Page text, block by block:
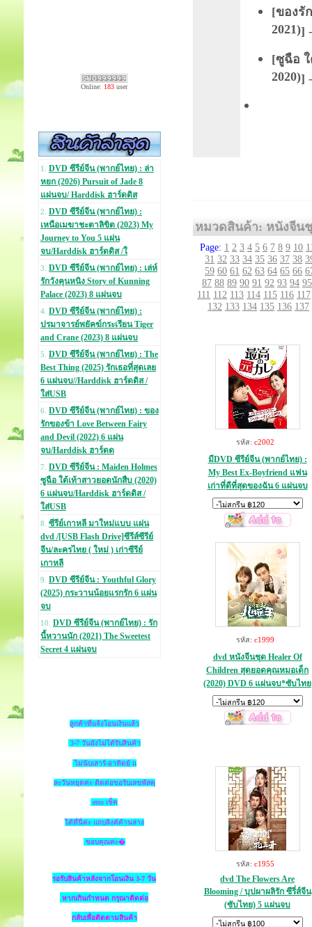
Online: 183 user
1. DVD ซีรีย์จีน (พากย์ไทย) : ล่า
หยก (2026) Pursuit of Jade 8
แผ่นจบ/ Harddisk ฮาร์ดดิส
2. DVD ซีรีย์จีน (พากย์ไทย) :
เหนือเมฆาชะตาลิขิต (2023) My
Journey to You 5 แผ่น
จบ/Harddisk ฮาร์ดดิส /ใ
3. DVD ซีรีย์จีน (พากย์ไทย) : เล่ห์
รักวังคุนหนิง Story of Kunning
Palace (2023) 8 แผ่นจบ
4. DVD ซีรีย์จีน (พากย์ไทย) :
ปรมาจารย์พยัคฆ์กระเรียน Tiger
and Crane (2023) 8 แผ่นจบ
5. DVD ซีรีย์จีน (พากย์ไทย) : The
Best Thing (2025) รักเธอที่สุดเลย
6 แผ่นจบ//Harddisk ฮาร์ดดิส /
ใส่USB
6. DVD ซีรีย์จีน (พากย์ไทย) : ของ
รักของข้า Love Between Fairy
and Devil (2022) 6 แผ่น
จบ/Harddisk ฮาร์ดด
7. DVD ซีรีย์จีน : Maiden Holmes
ซูฉือ ใต้เท้าสาวยอดนักสืบ (2020)
6 แผ่นจบ/Harddisk ฮาร์ดดิส /
ใส่USB
8. ซีรีย์เกาหลี มาใหม่แบบ แผ่น
dvd /[USB Flash Drive]ซีรีส์ซีรีย์
จีน/ละครไทย ( ใหม่ ) เก่าซีรีย์
เกาหลี
9. DVD ซีรีย์จีน : Youthful Glory
(2025) กระวานน้อยแรกรัก 6 แผ่น
จบ
10. DVD ซีรีย์จีน (พากย์ไทย) : รัก
นี้หวานนัก (2021) The Sweetest
Secret 4 แผ่นจบ
ลูกค้าที่แจ้งโอนเงินแล้ว
3-7 วันยังไม่ได้รับสินค้า
ไม่นับเสาร์-อาทิตย์ แ
ละวันหยุดค่ะ ติดต่อขอรับเลขพัสดุ
ems เช็ค
ได้ที่นี่ค่ะ แถบลิงค์ด้านล่าง
ขอบคุณค่ะ�
รอรับสินค้าหลังจากโอนเงิน 3-7 วัน
หากเกินกำหนด กรุณาติดต่อ
กลับเพื่อติดตามสินค้า
[ของรั
2021)]
[ซูฉือ ใ
2020)]
หมวดสินค้า: หนังจีน
Page: 1 2 3 4 5 6 7 8 9 10
31 32 33 34 35 36 37 38
59 60 61 62 63 64 65 66
87 88 89 90 91 92 93 94 95
111 112 113 114 115 116 117
132 133 134 135 136 137
รหัส: c2002
มีDVD ซีรีย์จีน (พากย์ไทย) :
My Best Ex-Boyfriend แฟน
เก่าที่ดีที่สุดของฉัน 6 แผ่นจบ
รหัส: c1999
dvd หนังจีนชุด Healer Of
Children สุดยอดคุณหมอเด็ก
(2020) DVD 6 แผ่นจบ*ซับไทย
รหัส: c1955
dvd The Flowers Are
Blooming / บุปผาผลิรัก ซีรี่ส์จีน
(ซับไทย) 5 แผ่นจบ